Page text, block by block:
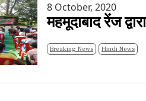
8 October, 2020
महमूदाबाद रेंज
Breaking News Hindi News